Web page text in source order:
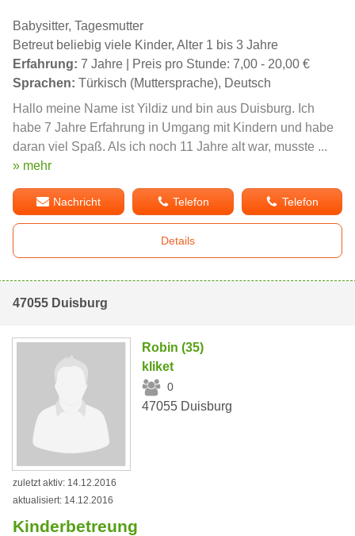
Babysitter, Tagesmutter
Betreut beliebig viele Kinder, Alter 1 bis 3 Jahre
Erfahrung: 7 Jahre | Preis pro Stunde: 7,00 - 20,00 €
Sprachen: Türkisch (Muttersprache), Deutsch
Hallo meine Name ist Yildiz und bin aus Duisburg. Ich
habe 7 Jahre Erfahrung in Umgang mit Kindern und habe
daran viel Spaß. Als ich noch 11 Jahre alt war, musste ...
» mehr
Nachricht Telefon Telefon
Details
47055 Duisburg
Robin (35)
kliket
0
47055 Duisburg
zuletzt aktiv: 14.12.2016
aktualisiert: 14.12.2016
Kinderbetreung